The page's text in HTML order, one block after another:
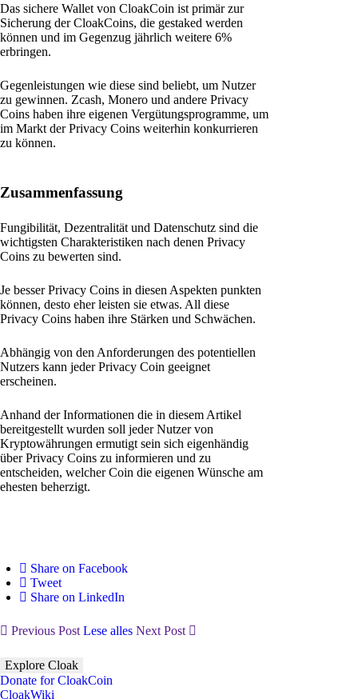
Das sichere Wallet von CloakCoin ist primär zur
Sicherung der CloakCoins, die gestaked werden
können und im Gegenzug jährlich weitere 6%
erbringen.
Gegenleistungen wie diese sind beliebt, um Nutzer
zu gewinnen. Zcash, Monero und andere Privacy
Coins haben ihre eigenen Vergütungsprogramme, um
im Markt der Privacy Coins weiterhin konkurrieren
zu können.
Zusammenfassung
Fungibilität, Dezentralität und Datenschutz sind die
wichtigsten Charakteristiken nach denen Privacy
Coins zu bewerten sind.
Je besser Privacy Coins in diesen Aspekten punkten
können, desto eher leisten sie etwas. All diese
Privacy Coins haben ihre Stärken und Schwächen.
Abhängig von den Anforderungen des potentiellen
Nutzers kann jeder Privacy Coin geeignet
erscheinen.
Anhand der Informationen die in diesem Artikel
bereitgestellt wurden soll jeder Nutzer von
Kryptowährungen ermutigt sein sich eigenhändig
über Privacy Coins zu informieren und zu
entscheiden, welcher Coin die eigenen Wünsche am
ehesten beherzigt.
Share on Facebook
Tweet
Share on LinkedIn
Previous Post Lese alles Next Post
Explore Cloak
Donate for CloakCoin
CloakWiki